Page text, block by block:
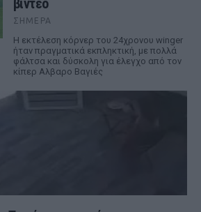
βίντεο
ΣΉΜΕΡΑ
Η εκτέλεση κόρνερ του 24χρονου winger
ήταν πραγματικά εκπληκτική, με πολλά
φάλτσα και δύσκολη για έλεγχο από τον
κίπερ Αλβαρο Βαγιές